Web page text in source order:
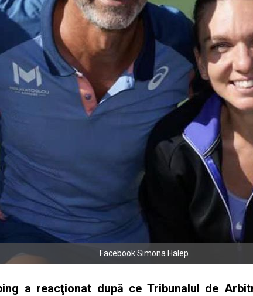
Facebook Simona Halep
a reacţionat după ce Tribunalul de